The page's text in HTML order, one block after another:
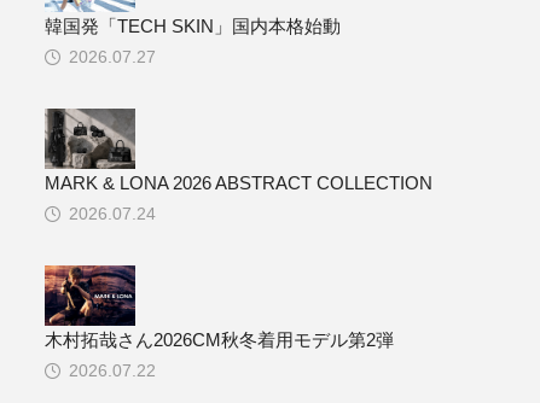
2026.07.27
韓国発「TECH SKIN」国内本格始動
2026.07.24
MARK & LONA 2026 ABSTRACT COLLECTION
2026.07.22
木村拓哉さん2026CM秋冬着用モデル第2弾